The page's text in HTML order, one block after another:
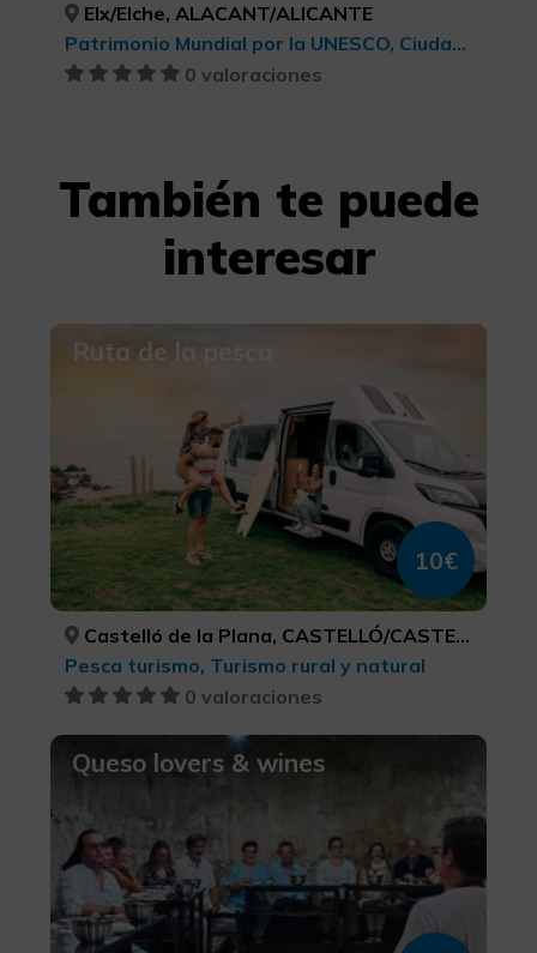
Elx/Elche, ALACANT/ALICANTE
Patrimonio Mundial por la UNESCO, Ciudades, Turismo cultural
0 valoraciones
También te puede
interesar
Ruta de la pesca
10€
Castelló de la Plana, CASTELLÓ/CASTELLÓN
Pesca turismo, Turismo rural y natural
0 valoraciones
Queso lovers & wines